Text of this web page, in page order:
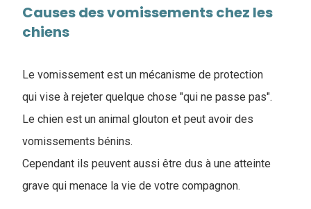
Causes des vomissements chez les
chiens
Le vomissement est un mécanisme de protection
qui vise à rejeter quelque chose "qui ne passe pas".
Le chien est un animal glouton et peut avoir des
vomissements bénins.
Cependant ils peuvent aussi être dus à une atteinte
grave qui menace la vie de votre compagnon.